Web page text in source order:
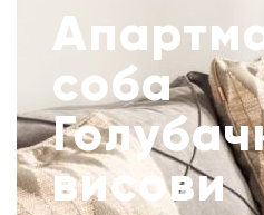
соба
висови